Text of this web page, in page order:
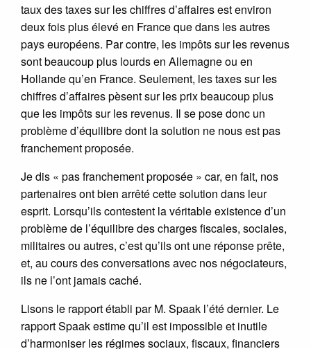
taux des taxes sur les chiffres d’affaires est environ
deux fois plus élevé en France que dans les autres
pays européens. Par contre, les impôts sur les revenus
sont beaucoup plus lourds en Allemagne ou en
Hollande qu’en France. Seulement, les taxes sur les
chiffres d’affaires pèsent sur les prix beaucoup plus
que les impôts sur les revenus. Il se pose donc un
problème d’équilibre dont la solution ne nous est pas
franchement proposée.
Je dis « pas franchement proposée » car, en fait, nos
partenaires ont bien arrêté cette solution dans leur
esprit. Lorsqu’ils contestent la véritable existence d’un
problème de l’équilibre des charges fiscales, sociales,
militaires ou autres, c’est qu’ils ont une réponse prête,
et, au cours des conversations avec nos négociateurs,
ils ne l’ont jamais caché.
Lisons le rapport établi par M. Spaak l’été dernier. Le
rapport Spaak estime qu’il est impossible et inutile
d’harmoniser les régimes sociaux, fiscaux, financiers